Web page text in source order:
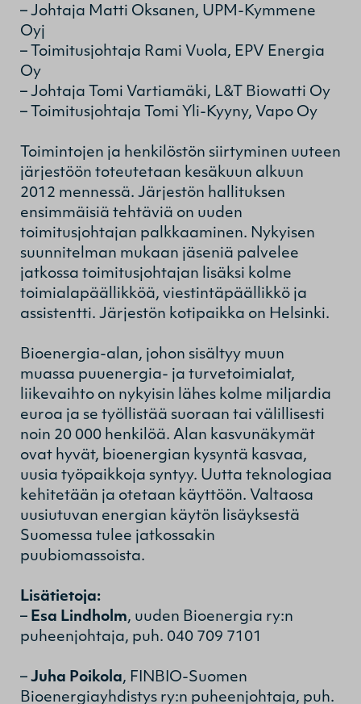
– Johtaja Matti Oksanen, UPM-Kymmene
Oyj
– Toimitusjohtaja Rami Vuola, EPV Energia
Oy
– Johtaja Tomi Vartiamäki, L&T Biowatti Oy
– Toimitusjohtaja Tomi Yli-Kyyny, Vapo Oy
Toimintojen ja henkilöstön siirtyminen uuteen
järjestöön toteutetaan kesäkuun alkuun
2012 mennessä. Järjestön hallituksen
ensimmäisiä tehtäviä on uuden
toimitusjohtajan palkkaaminen. Nykyisen
suunnitelman mukaan jäseniä palvelee
jatkossa toimitusjohtajan lisäksi kolme
toimialapäällikköä, viestintäpäällikkö ja
assistentti. Järjestön kotipaikka on Helsinki.
Bioenergia-alan, johon sisältyy muun
muassa puuenergia- ja turvetoimialat,
liikevaihto on nykyisin lähes kolme miljardia
euroa ja se työllistää suoraan tai välillisesti
noin 20 000 henkilöä. Alan kasvunäkymät
ovat hyvät, bioenergian kysyntä kasvaa,
uusia työpaikkoja syntyy. Uutta teknologiaa
kehitetään ja otetaan käyttöön. Valtaosa
uusiutuvan energian käytön lisäyksestä
Suomessa tulee jatkossakin
puubiomassoista.
Lisätietoja:
– Esa Lindholm, uuden Bioenergia ry:n
puheenjohtaja, puh. 040 709 7101
– Juha Poikola, FINBIO-Suomen
Bioenergiayhdistys ry:n puheenjohtaja, puh.